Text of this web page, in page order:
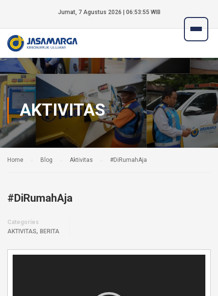
Jumat, 7 Agustus 2026 | 06:53:55 WIB
AKTIVITAS
Home Blog Aktivitas #DiRumahAja
#DiRumahAja
Categories
AKTIVITAS, BERITA